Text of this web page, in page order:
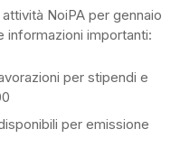
NoiPA per gennaio
informazioni importanti:
per stipendi e
per emissione